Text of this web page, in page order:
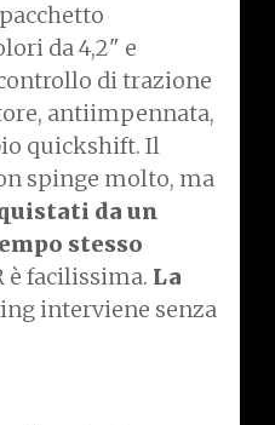
da 4,2" e
di trazione
antiimpennata,
quickshift. Il
spinge molto, ma
da un
stesso
è facilissima. La
interviene senza